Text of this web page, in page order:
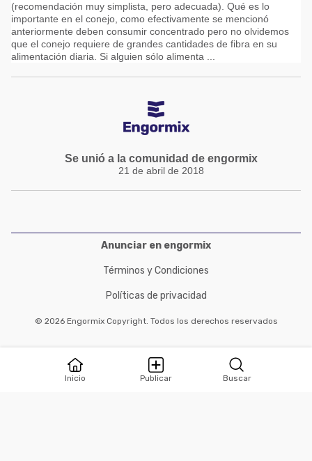
Inicio Publicar Buscar
(recomendación muy simplista, pero adecuada). Qué es lo
importante en el conejo, como efectivamente se mencionó
anteriormente deben consumir concentrado pero no olvidemos
que el conejo requiere de grandes cantidades de fibra en su
alimentación diaria. Si alguien sólo alimenta ...
Se unió a la comunidad de engormix
21 de abril de 2018
Anunciar en engormix
Términos y Condiciones
Políticas de privacidad
© 2026 Engormix Copyright. Todos los derechos reservados